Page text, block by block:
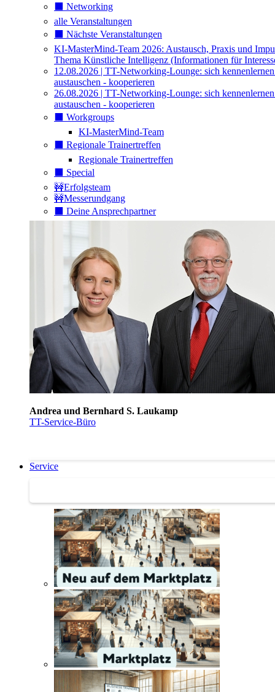
⬛️ Networking
alle Veranstaltungen
⬛️ Nächste Veranstaltungen
KI-MasterMind-Team 2026: Austausch, Praxis und
Thema Künstliche Intelligenz (Informationen für
12.08.2026 | TT-Networking-Lounge: sich
austauschen - kooperieren
26.08.2026 | TT-Networking-Lounge: sich
austauschen - kooperieren
⬛️ Workgroups
KI-MasterMind-Team
⬛️ Regionale Trainertreffen
Regionale Trainertreffen
⬛️ Special
🚧Erfolgsteam
🚧Messerundgang
⬛️ Deine Ansprechpartner
Andrea und Bernhard S. Laukamp
TT-Service-Büro
Service